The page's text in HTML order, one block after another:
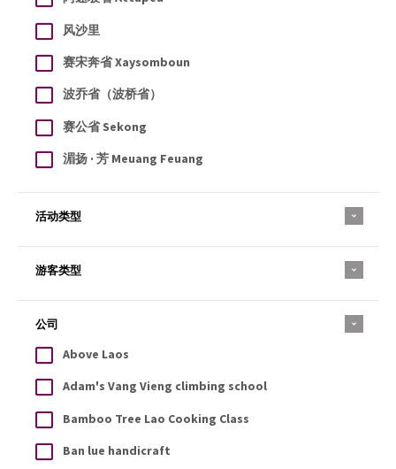
风沙里
赛宋奔省 Xaysomboun
波乔省（波桥省）
赛公省 Sekong
湄扬 · 芳 Meuang Feuang
活动类型
游客类型
公司
Above Laos
Adam's Vang Vieng climbing school
Bamboo Tree Lao Cooking Class
Ban lue handicraft